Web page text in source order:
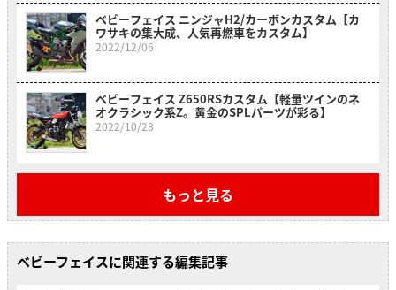
ベビーフェイス ニンジャH2/カーボンカスタム【カ
ワサキの集大成、人気再燃車をカスタム】
2022/12/06
ベビーフェイス Z650RSカスタム【軽量ツインのネ
オクラシック系Z。黄金のSPLパーツが彩る】
2022/10/28
もっと見る
ベビーフェイスに関連する編集記事